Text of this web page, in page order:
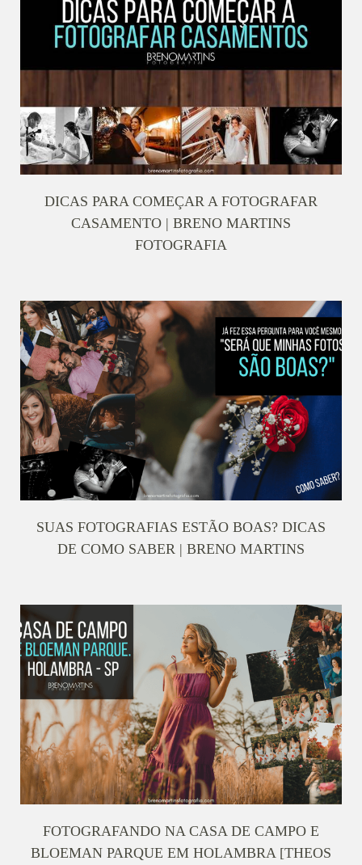
DICAS PARA COMEÇAR A FOTOGRAFAR
CASAMENTO | BRENO MARTINS
FOTOGRAFIA
SUAS FOTOGRAFIAS ESTÃO BOAS? DICAS
DE COMO SABER | BRENO MARTINS
FOTOGRAFANDO NA CASA DE CAMPO E
BLOEMAN PARQUE EM HOLAMBRA [THEOS